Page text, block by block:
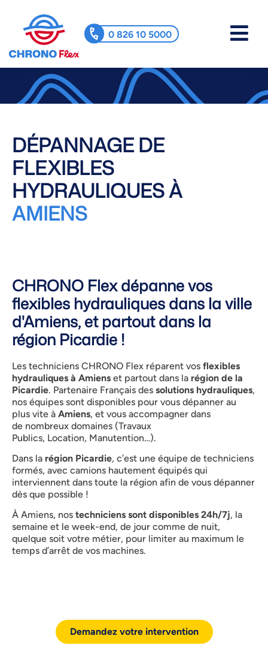
0 826 10 5000
DÉPANNAGE DE
FLEXIBLES
HYDRAULIQUES À
AMIENS
CHRONO Flex dépanne vos
flexibles hydrauliques dans la ville
d'Amiens, et partout dans la
région Picardie !
Les techniciens CHRONO Flex réparent vos flexibles
hydrauliques à Amiens et partout dans la région de la
Picardie. Partenaire Français des solutions hydrauliques,
nos équipes sont disponibles pour vous dépanner au
plus vite à Amiens, et vous accompagner dans
de nombreux domaines (Travaux
Publics, Location, Manutention…).
Dans la région Picardie, c’est une équipe de techniciens
formés, avec camions hautement équipés qui
interviennent dans toute la région afin de vous dépanner
dès que possible !
À Amiens, nos techniciens sont disponibles 24h/7j, la
semaine et le week-end, de jour comme de nuit,
quelque soit votre métier, pour limiter au maximum le
temps d’arrêt de vos machines.
Demandez votre intervention